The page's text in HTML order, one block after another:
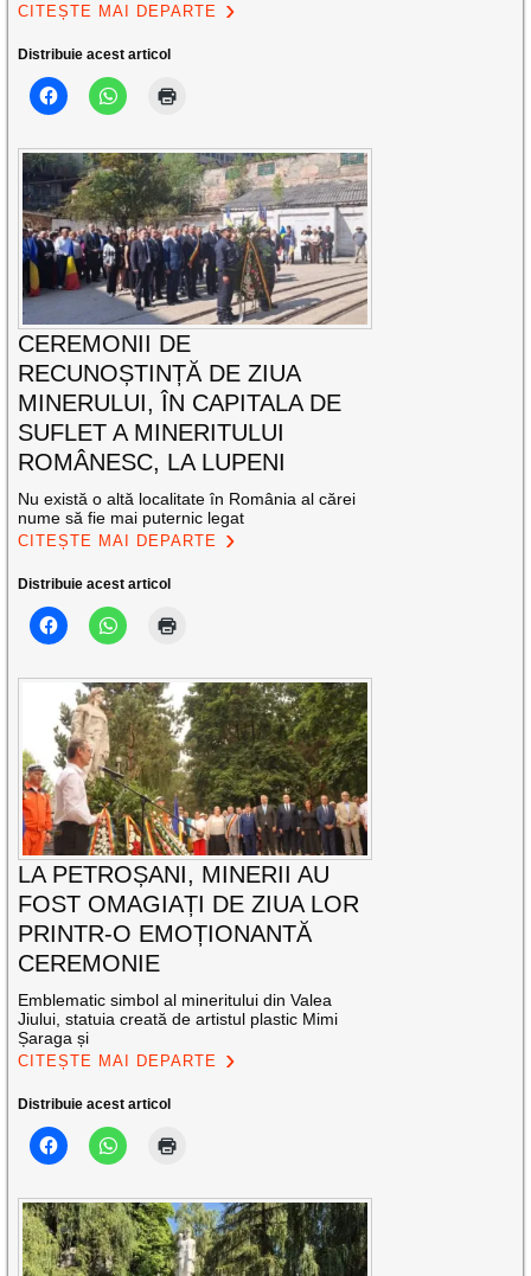
CITEȘTE MAI DEPARTE
Distribuie acest articol
CEREMONII DE
RECUNOȘTINȚĂ DE ZIUA
MINERULUI, ÎN CAPITALA DE
SUFLET A MINERITULUI
ROMÂNESC, LA LUPENI
Nu există o altă localitate în România al cărei
nume să fie mai puternic legat
CITEȘTE MAI DEPARTE
Distribuie acest articol
LA PETROȘANI, MINERII AU
FOST OMAGIAȚI DE ZIUA LOR
PRINTR-O EMOȚIONANTĂ
CEREMONIE
Emblematic simbol al mineritului din Valea
Jiului, statuia creată de artistul plastic Mimi
Șaraga și
CITEȘTE MAI DEPARTE
Distribuie acest articol